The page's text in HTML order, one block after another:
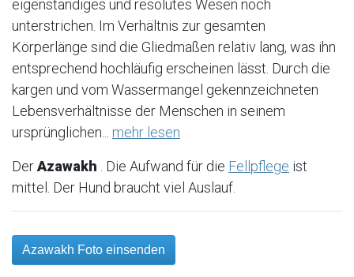
eigenständiges und resolutes Wesen noch
unterstrichen. Im Verhältnis zur gesamten
Körperlänge sind die Gliedmaßen relativ lang, was ihn
entsprechend hochläufig erscheinen lässt. Durch die
kargen und vom Wassermangel gekennzeichneten
Lebensverhältnisse der Menschen in seinem
ursprünglichen... mehr lesen
DerAzawakh . Die Aufwand für die Fellpflege ist
mittel. Der Hund braucht viel Auslauf.
Azawakh Foto einsenden